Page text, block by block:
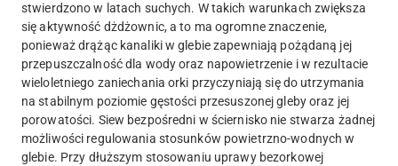
stwierdzono w latach suchych. W takich warunkach zwiększa
się aktywność dżdżownic, a to ma ogromne znaczenie,
ponieważ drążąc kanaliki w glebie zapewniają pożądaną jej
przepuszczalność dla wody oraz napowietrzenie i w rezultacie
wieloletniego zaniechania orki przyczyniają się do utrzymania
na stabilnym poziomie gęstości przesuszonej gleby oraz jej
porowatości. Siew bezpośredni w ściernisko nie stwarza żadnej
możliwości regulowania stosunków powietrzno-wodnych w
glebie. Przy dłuższym stosowaniu uprawy bezorkowej